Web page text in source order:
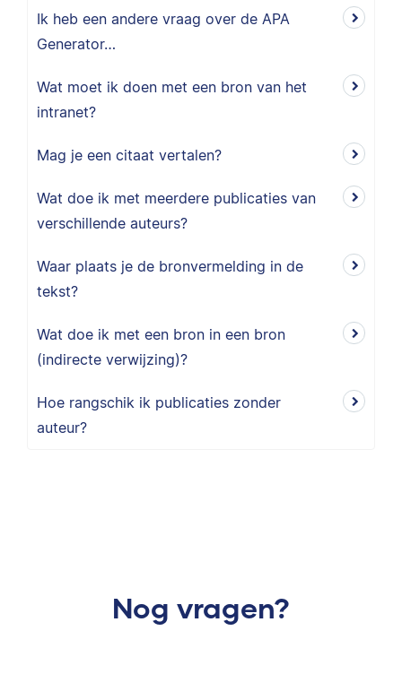
Ik heb een andere vraag over de APA
Generator…
Wat moet ik doen met een bron van het
intranet?
Mag je een citaat vertalen?
Wat doe ik met meerdere publicaties van
verschillende auteurs?
Waar plaats je de bronvermelding in de
tekst?
Wat doe ik met een bron in een bron
(indirecte verwijzing)?
Hoe rangschik ik publicaties zonder
auteur?
Nog vragen?